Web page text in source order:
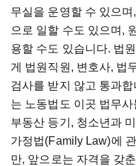
무실을 운영할 수 있으
으로 일할 수도 있으며,
용할 수도 있습니다. 법
게 법원직원, 변호사, 법
검사를 받지 않고 통과
는 노동법도 이곳 법무
부동산 등기, 청소년과
가정법(Family Law)에
만, 앞으로는 자격을 갖